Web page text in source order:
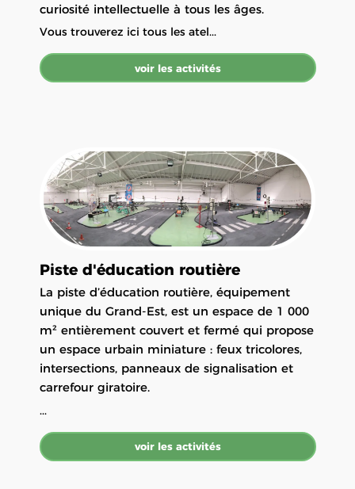
curiosité intellectuelle à tous les âges.
Vous trouverez ici tous les atel...
Piste d'éducation routière
La piste d’éducation routière, équipement
unique du Grand-Est, est un espace de 1 000
m² entièrement couvert et fermé qui propose
un espace urbain miniature : feux tricolores,
intersections, panneaux de signalisation et
carrefour giratoire.
...